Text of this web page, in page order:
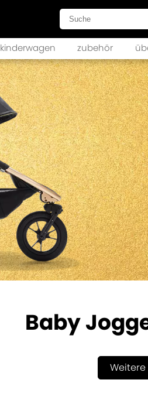
kinderwagen
city sights
city tour 2
city tour 2 double
city tour 2 zubehör
city mini 2
city mini 2 zubehör
city
city
city
city
city
city
city
zubehör
Baby